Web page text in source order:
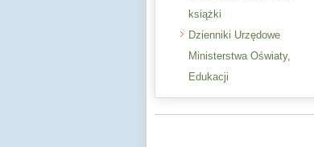
książki
Dzienniki Urzędowe
Ministerstwa Oświaty,
Edukacji